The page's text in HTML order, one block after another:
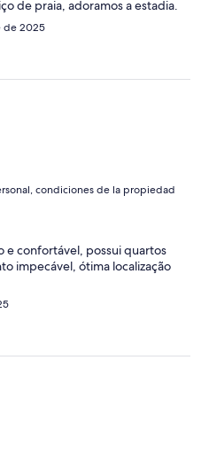
de praia, adoramos a estadia.
de 2025
condiciones de la propiedad
confortável, possui quartos
impecável, ótima localização